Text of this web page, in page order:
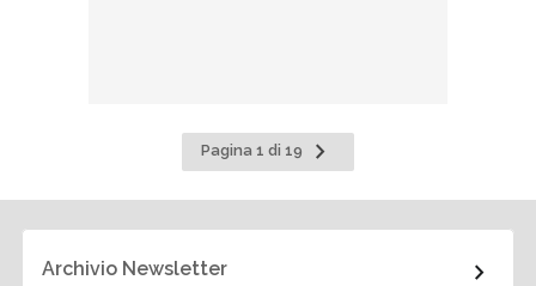
Pagina 1 di 19
Pagina
successiva
Archivio Newsletter